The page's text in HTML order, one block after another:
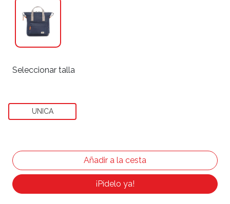
Seleccionar talla
UNICA
¡Pídelo ya!